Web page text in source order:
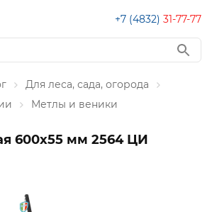
+7 (4832) 31-77-77
Для леса, сада, огорода
Метлы и веники
600х55 мм 2564 ЦИ